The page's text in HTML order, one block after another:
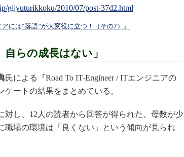
には“落語”が大変役に立つ！（その2）』
自らの成長はない」
氏による『Road To IT-Engineer / ITエンジニアの
ケートの結果をまとめている。
し、12人の読者から回答が得られた。母数が少
職場の環境は「良くない」という傾向が見られ